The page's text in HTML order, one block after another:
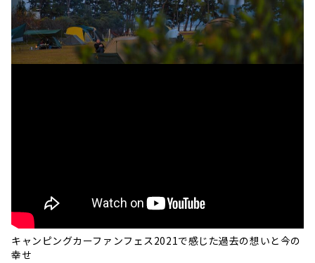
キャンピングカーファンフェス2021で感じた過去の想いと今の
幸せ